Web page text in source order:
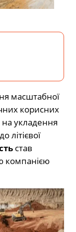
масштабної
корисних
укладення
літієвої
став
компанією